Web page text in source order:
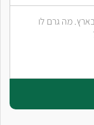
מה גרם לו